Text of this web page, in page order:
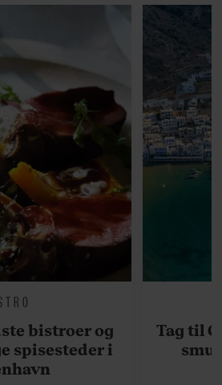
bistroer og
spisesteder i
Tag til